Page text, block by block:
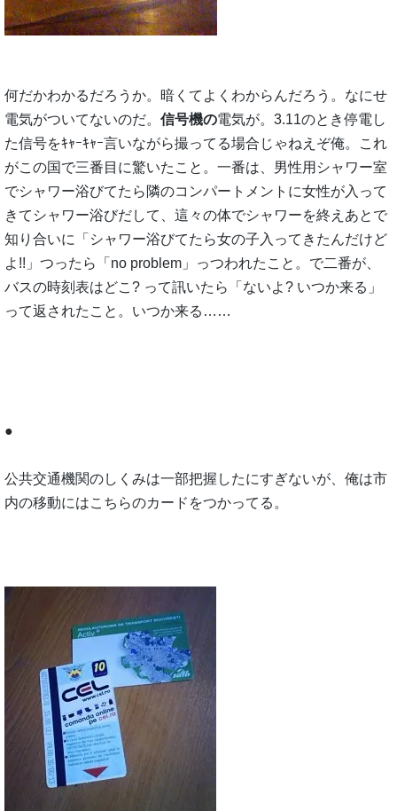
何だかわかるだろうか。暗くてよくわからんだろう。なにせ
電気がついてないのだ。 信号機の電気が。3.11のとき停電し
た信号をｷｬｰｷｬｰ言いながら撮ってる場合じゃねえぞ俺。これ
がこの国で三番目に驚いたこと。一番は、男性用シャワー室
でシャワー浴びてたら隣のコンパートメントに女性が入って
きてシャワー浴びだして、這々の体でシャワーを終えあとで
知り合いに「シャワー浴びてたら女の子入ってきたんだけど
よ!!」つったら「no problem」っつわれたこと。で二番が、
バスの時刻表はどこ? って訊いたら「ないよ? いつか来る」
って返されたこと。いつか来る……
●
公共交通機関のしくみは一部把握したにすぎないが、俺は市
内の移動にはこちらのカードをつかってる。